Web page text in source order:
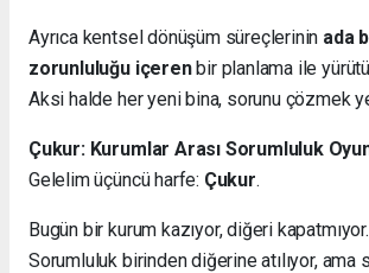
Ayrıca kentsel dönüşüm süreçlerinin ada
zorunluluğu içerenbir planlama ile
Aksi halde her yeni bina, sorunu çözmek
Çukur: Kurumlar Arası Sorumluluk
Gelelim üçüncü harfe: Çukur.
Bugün bir kurum kazıyor, diğeri kapatmıyor.
Sorumluluk birinden diğerine atılıyor, ama